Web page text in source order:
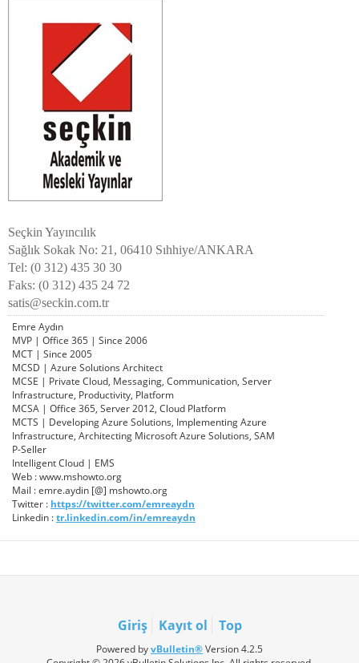
Seçkin Yayıncılık
Sağlık Sokak No: 21, 06410 Sıhhiye/ANKARA
Tel: (0 312) 435 30 30
Faks: (0 312) 435 24 72
satis@seckin.com.tr
Emre Aydın
MVP | Office 365 | Since 2006
MCT | Since 2005
MCSD | Azure Solutions Architect
MCSE | Private Cloud, Messaging, Communication, Server
Infrastructure, Productivity, Platform
MCSA | Office 365, Server 2012, Cloud Platform
MCTS | Developing Azure Solutions, Implementing Azure
Infrastructure, Architecting Microsoft Azure Solutions, SAM
P-Seller
Intelligent Cloud | EMS
Web : www.mshowto.org
Mail : emre.aydin [@] mshowto.org
Twitter : https://twitter.com/emreaydn
Linkedin :tr.linkedin.com/in/emreaydn
Giriş Kayıt ol Top
Powered byvBulletin®Version 4.2.5